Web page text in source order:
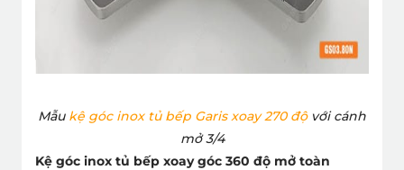
Mẫu kệ góc inox tủ bếp Garis xoay 270 độ với cánh
mở 3/4
Kệ góc inox tủ bếp xoay góc 360 độ mở toàn